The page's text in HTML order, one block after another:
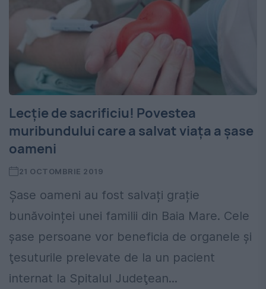
Lecție de sacrificiu! Povestea
muribundului care a salvat viața a șase
oameni
21 OCTOMBRIE 2019
Șase oameni au fost salvați grație
bunăvoinței unei familii din Baia Mare. Cele
şase persoane vor beneficia de organele şi
ţesuturile prelevate de la un pacient
internat la Spitalul Judeţean...